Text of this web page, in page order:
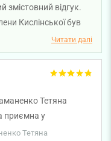
змістовний відгук.
Кислінської був
а робота
вирішити всі
вам міцного
Читати далі
Тетяна
приємна у
результат і гарний
Тетяна